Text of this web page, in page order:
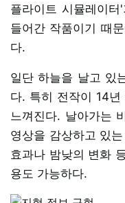
플라이트 시뮬레이
들어간 작품이기 때
다.
일단 하늘을 날고 있
다. 특히 전작이 14
느껴진다. 날아가는
영상을 감상하고 있
효과나 밤낮의 변화
용도 가능하다.